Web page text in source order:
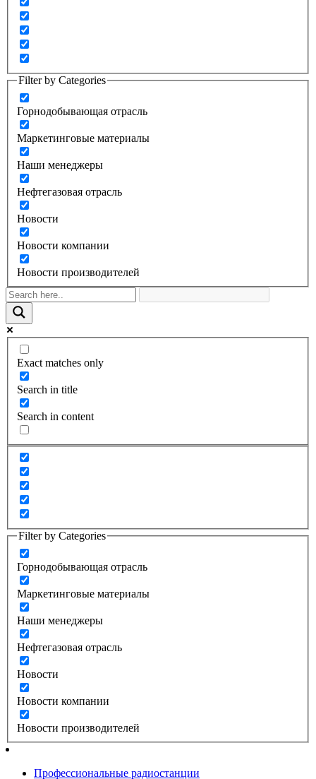
Filter by Categories
Горнодобывающая отрасль
Маркетинговые материалы
Наши менеджеры
Нефтегазовая отрасль
Новости
Новости компании
Новости производителей
Exact matches only
Search in title
Search in content
Filter by Categories
Горнодобывающая отрасль
Маркетинговые материалы
Наши менеджеры
Нефтегазовая отрасль
Новости
Новости компании
Новости производителей
Профессиональные радиостанции